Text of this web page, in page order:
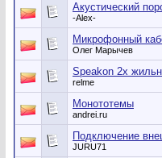
Акустический
-Alex-
Микрофонный
Олег Марычев
Speakon 2х
relme
Монототемы
andrei.ru
Подключение
JURU71